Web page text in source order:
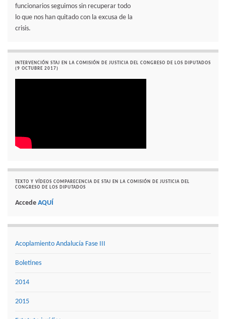
funcionarios seguimos sin recuperar todo
lo que nos han quitado con la excusa de la
crisis.
INTERVENCIÓN STAJ EN LA COMISIÓN DE JUSTICIA DEL CONGRESO DE LOS DIPUTADOS
(9 OCTUBRE 2017)
TEXTO Y VÍDEOS COMPARECENCIA DE STAJ EN LA COMISIÓN DE JUSTICIA DEL
CONGRESO DE LOS DIPUTADOS
Accede AQUÍ
Acoplamiento Andalucía Fase III
Boletines
2014
2015